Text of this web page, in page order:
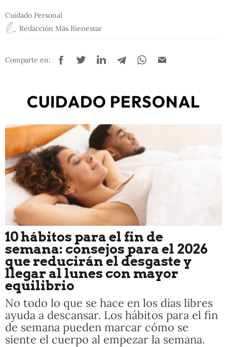
Cuidado Personal
Redacción Más Bienestar
Comparte en:
CUIDADO PERSONAL
10 hábitos para el fin de
semana: consejos para el 2026
que reducirán el desgaste y
llegar al lunes con mayor
equilibrio
No todo lo que se hace en los días libres
ayuda a descansar. Los hábitos para el fin
de semana pueden marcar cómo se
siente el cuerpo al empezar la semana.